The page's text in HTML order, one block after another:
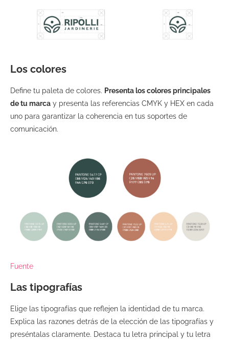
Los colores
Define tu paleta de colores. Presenta los colores principales
de tu marca y presenta las referencias CMYK y HEX en cada
uno para garantizar la coherencia en tus soportes de
comunicación.
Fuente
Las tipografías
Elige las tipografías que reflejen la identidad de tu marca.
Explica las razones detrás de la elección de las tipografías y
preséntalas claramente. Destaca tu letra principal y tu letra